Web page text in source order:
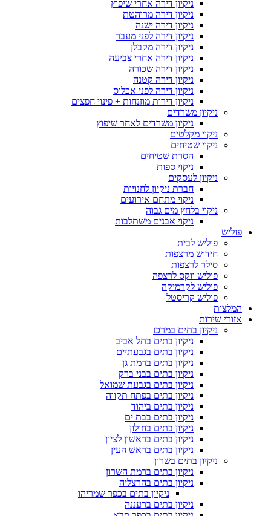
ניקיון דירה אחרי שיפוץ
ניקיון דירה מרוהטת
ניקיון דירה ישנה
ניקיון דירה לפני מעבר
ניקיון דירה מקבלן
ניקיון דירה אחרי צביעה
ניקיון דירה שכורה
ניקיון דירה קטנה
ניקיון דירה לפני אכלוס
ניקיון דירות מוזנחות + פינוי חפצים
ניקיון משרדים
ניקיון משרדים לאחר שיפוץ
ניקוי מקלטים
ניקוי שטיחים
הסרת שטיחים
ניקוי ספות
ניקיון לעסקים
חברת ניקיון לחנויות
ניקוי מתחם אירועים
ניקוי בלחץ מים גבוה
ניקוי אבנים משתלבות
פוליש
פוליש לבית
חידוש מרצפות
סילר לרצפות
פוליש ווקס לרצפה
פוליש לקרמיקה
פוליש קריסטל
המלצות
אזורי שירות
ניקיון בתים במרכז
ניקיון בתים בתל אביב
ניקיון בתים בגבעתיים
ניקיון בתים ברמת גן
ניקיון בתים בבני ברק
ניקיון בתים בגבעת שמואל
ניקיון בתים בפתח תקווה
ניקיון בתים ביהוד
ניקיון בתים בבת ים
ניקיון בתים בחולון
ניקיון בתים בראשון לציון
ניקיון בתים בראש העין
ניקיון בתים בשרון
ניקיון בתים ברמת השרון
ניקיון בתים בהרצליה
ניקיון בתים בכפר שמריהו
ניקיון בתים ברעננה